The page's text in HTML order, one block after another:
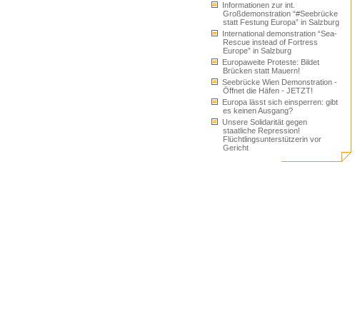
Informationen zur int.
Großdemonstration “#Seebrücke
statt Festung Europa” in Salzburg
International demonstration “Sea-
Rescue instead of Fortress
Europe” in Salzburg
Europaweite Proteste: Bildet
Brücken statt Mauern!
Seebrücke Wien Demonstration -
Öffnet die Häfen - JETZT!
Europa lässt sich einsperren: gibt
es keinen Ausgang?
Unsere Solidarität gegen
staatliche Repression!
Flüchtlingsunterstützerin vor
Gericht